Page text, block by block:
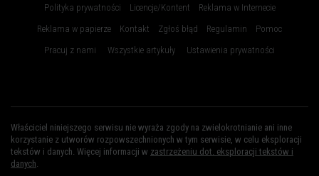
Polityka prywatności
Licencje/Kontent
Reklama w Internecie
Reklama w papierze
Kontakt Zgłoś błąd Regulamin
Pomoc
Pracuj z nami
Wszystkie artykuły Ustawienia prywatności
Właściciel niniejszego serwisu nie wyraża zgody na zwielokrotnianie ani inne
korzystanie z utworów rozpowszechnionych w tym serwisie, w celu eksploracji
tekstów i danych. Więcej informacji w zastrzeżeniu dot. eksploracji tekstów i
danych.